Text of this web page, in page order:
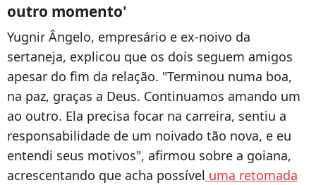
outro momento'
Yugnir Ângelo, empresário e ex-noivo da
sertaneja, explicou que os dois seguem amigos
apesar do fim da relação. "Terminou numa boa,
na paz, graças a Deus. Continuamos amando um
ao outro. Ela precisa focar na carreira, sentiu a
responsabilidade de um noivado tão nova, e eu
entendi seus motivos", afirmou sobre a goiana,
acrescentando que acha possível uma retomada